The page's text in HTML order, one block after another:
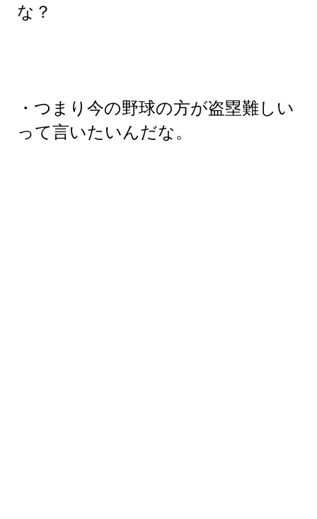
な？
・つまり今の野球の方が盗塁難しい
って言いたいんだな。